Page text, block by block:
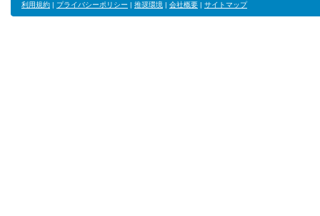
利用規約 | プライバシーポリシー | 推奨環境 | 会社概要 | サイトマップ